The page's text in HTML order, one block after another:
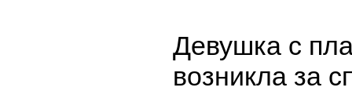
Девушка с
возникла за